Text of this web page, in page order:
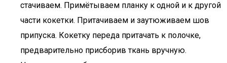
стачиваем. Примётываем планку к одной и к другой
части кокетки. Притачиваем и заутюживаем шов
припуска. Кокетку переда притачать к полочке,
предварительно присборив ткань вручную.